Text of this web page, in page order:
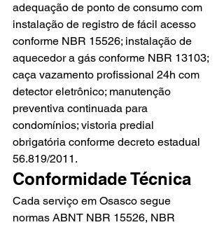
adequação de ponto de consumo com
instalação de registro de fácil acesso
conforme NBR 15526; instalação de
aquecedor a gás conforme NBR 13103;
caça vazamento profissional 24h com
detector eletrônico; manutenção
preventiva continuada para
condomínios; vistoria predial
obrigatória conforme decreto estadual
56.819/2011.
Conformidade Técnica
Cada serviço em Osasco segue
normas ABNT NBR 15526, NBR